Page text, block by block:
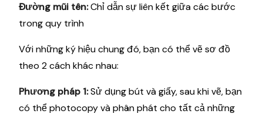
Đường mũi tên:Chỉ dẫn sự liên kết giữa các bước
trong quy trình
Với những ký hiệu chung đó, bạn có thể vẽ sơ đồ
theo 2 cách khác nhau:
Phương pháp 1:Sử dụng bút và giấy, sau khi vẽ, bạn
có thể photocopy và phân phát cho tất cả những